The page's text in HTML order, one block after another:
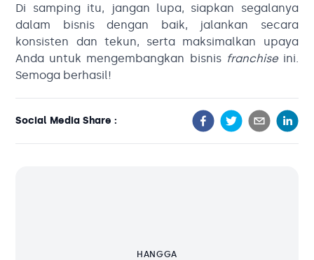
Di samping itu, jangan lupa, siapkan segalanya
dalam bisnis dengan baik, jalankan secara
konsisten dan tekun, serta maksimalkan upaya
Anda untuk mengembangkan bisnis franchiseini.
Semoga berhasil!
Social Media Share :
HANGGA